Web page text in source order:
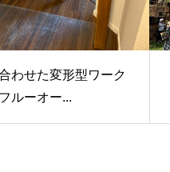
わせた変形型ワーク
ルーオー...